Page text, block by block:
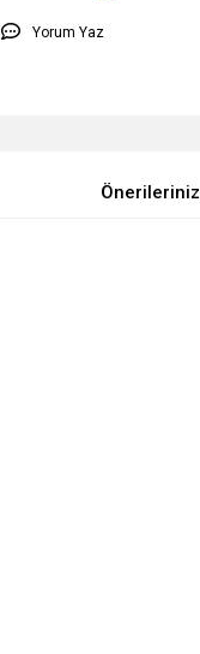
Yorum Yaz
Önerileriniz